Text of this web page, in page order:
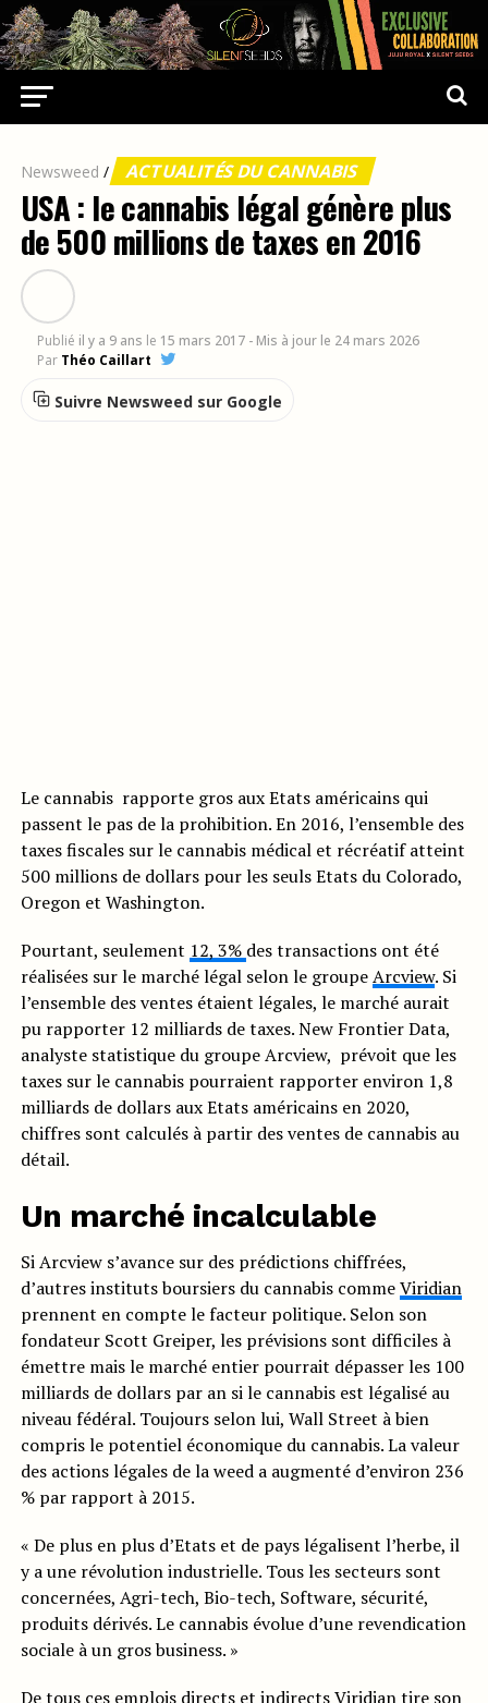
Newsweed / ACTUALITÉS DU CANNABIS
USA : le cannabis légal génère plus
de 500 millions de taxes en 2016
Publié il y a 9 ans le 15 mars 2017 - Mis à jour le 24 mars 2026
Par Théo Caillart
Suivre Newsweed sur Google
Le cannabis rapporte gros aux Etats américains qui
passent le pas de la prohibition. En 2016, l’ensemble des
taxes fiscales sur le cannabis médical et récréatif atteint
500 millions de dollars pour les seuls Etats du Colorado,
Oregon et Washington.
Pourtant, seulement 12, 3% des transactions ont été
réalisées sur le marché légal selon le groupeArcview. Si
l’ensemble des ventes étaient légales, le marché aurait
pu rapporter 12 milliards de taxes. New Frontier Data,
analyste statistique du groupe Arcview, prévoit que les
taxes sur le cannabis pourraient rapporter environ 1,8
milliards de dollars aux Etats américains en 2020,
chiffres sont calculés à partir des ventes de cannabis au
détail.
Un marché incalculable
Si Arcview s’avance sur des prédictions chiffrées,
d’autres instituts boursiers du cannabis commeViridian
prennent en compte le facteur politique. Selon son
fondateur Scott Greiper, les prévisions sont difficiles à
émettre mais le marché entier pourrait dépasser les 100
milliards de dollars par an si le cannabis est légalisé au
niveau fédéral. Toujours selon lui, Wall Street à bien
compris le potentiel économique du cannabis. La valeur
des actions légales de la weed a augmenté d’environ 236
% par rapport à 2015.
« De plus en plus d’Etats et de pays légalisent l’herbe, il
y a une révolution industrielle. Tous les secteurs sont
concernées, Agri-tech, Bio-tech, Software, sécurité,
produits dérivés. Le cannabis évolue d’une revendication
sociale à un gros business. »
De tous ces emplois directs et indirects Viridian tire son